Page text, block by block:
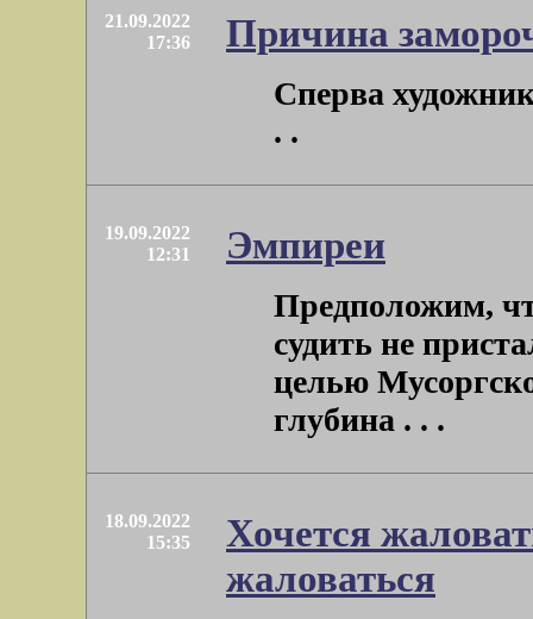
21.09.2022
17:36
Причина
Сперва
. .
19.09.2022
12:31
Эмпиреи
Предположим,
судить не
целью
глубина . . .
18.09.2022
15:35
Хочется
жаловаться